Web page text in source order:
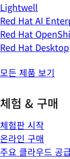
Lightwell
Red Hat AI
Red Hat
Red Hat Desktop
모든 제품 보기
체험 & 구매
체험판 시작
온라인 구매
주요 클라우드 공